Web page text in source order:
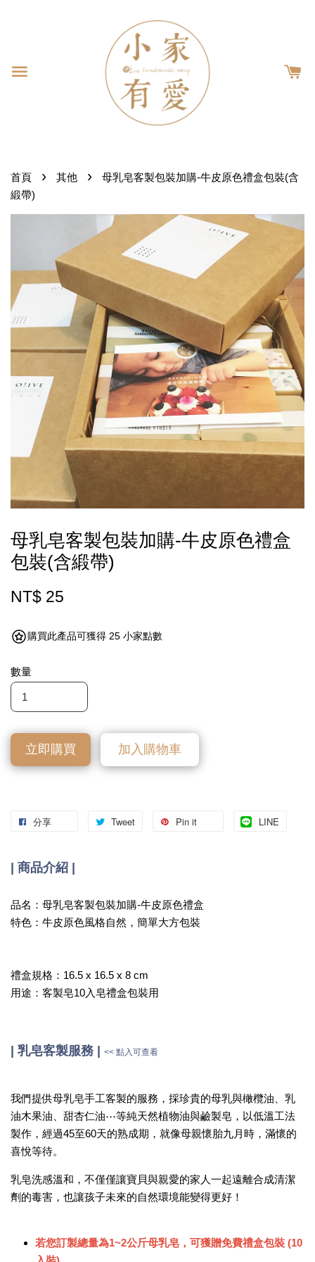
首頁 › 其他 ›
母乳皂客製包裝加購-牛皮原色禮盒包裝(含
緞帶)
母乳皂客製包裝加購-牛皮原色禮盒
包裝(含緞帶)
NT$ 25
購買此產品可獲得 25 小家點數
數量
立即購買 加入購物車
分享 Tweet Pin it LINE
| 商品介紹 |
品名：母乳皂客製包裝加購-牛皮原色禮盒
特色：牛皮原色風格自然，簡單大方包裝
禮盒規格：16.5 x 16.5 x 8 cm
用途：客製皂10入皂禮盒包裝用
| 乳皂客製服務 | << 點入可查看
我們提供母乳皂手工客製的服務，採珍貴的母乳與橄欖油、乳
油木果油、甜杏仁油⋯等純天然植物油與鹼製皂，以低溫工法
製作，經過45至60天的熟成期，就像母親懷胎九月時，滿懷的
喜悅等待。
乳皂洗感溫和，不僅僅讓寶貝與親愛的家人一起遠離合成清潔
劑的毒害，也讓孩子未來的自然環境能變得更好！
若您訂製總量為1~2公斤母乳皂，可獲贈免費禮盒包裝 (10